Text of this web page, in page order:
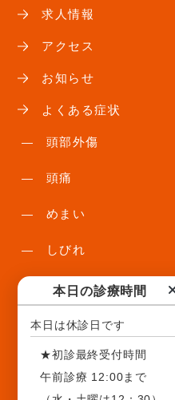
本日の診療時間
本日は休診日です
★初診最終受付時間
午前診療 12:00まで
求人情報
アクセス
お知らせ
よくある症状
頭部外傷
頭痛
めまい
しびれ
物忘れ
医療コラム
外傷
めまい
頭痛
未分類